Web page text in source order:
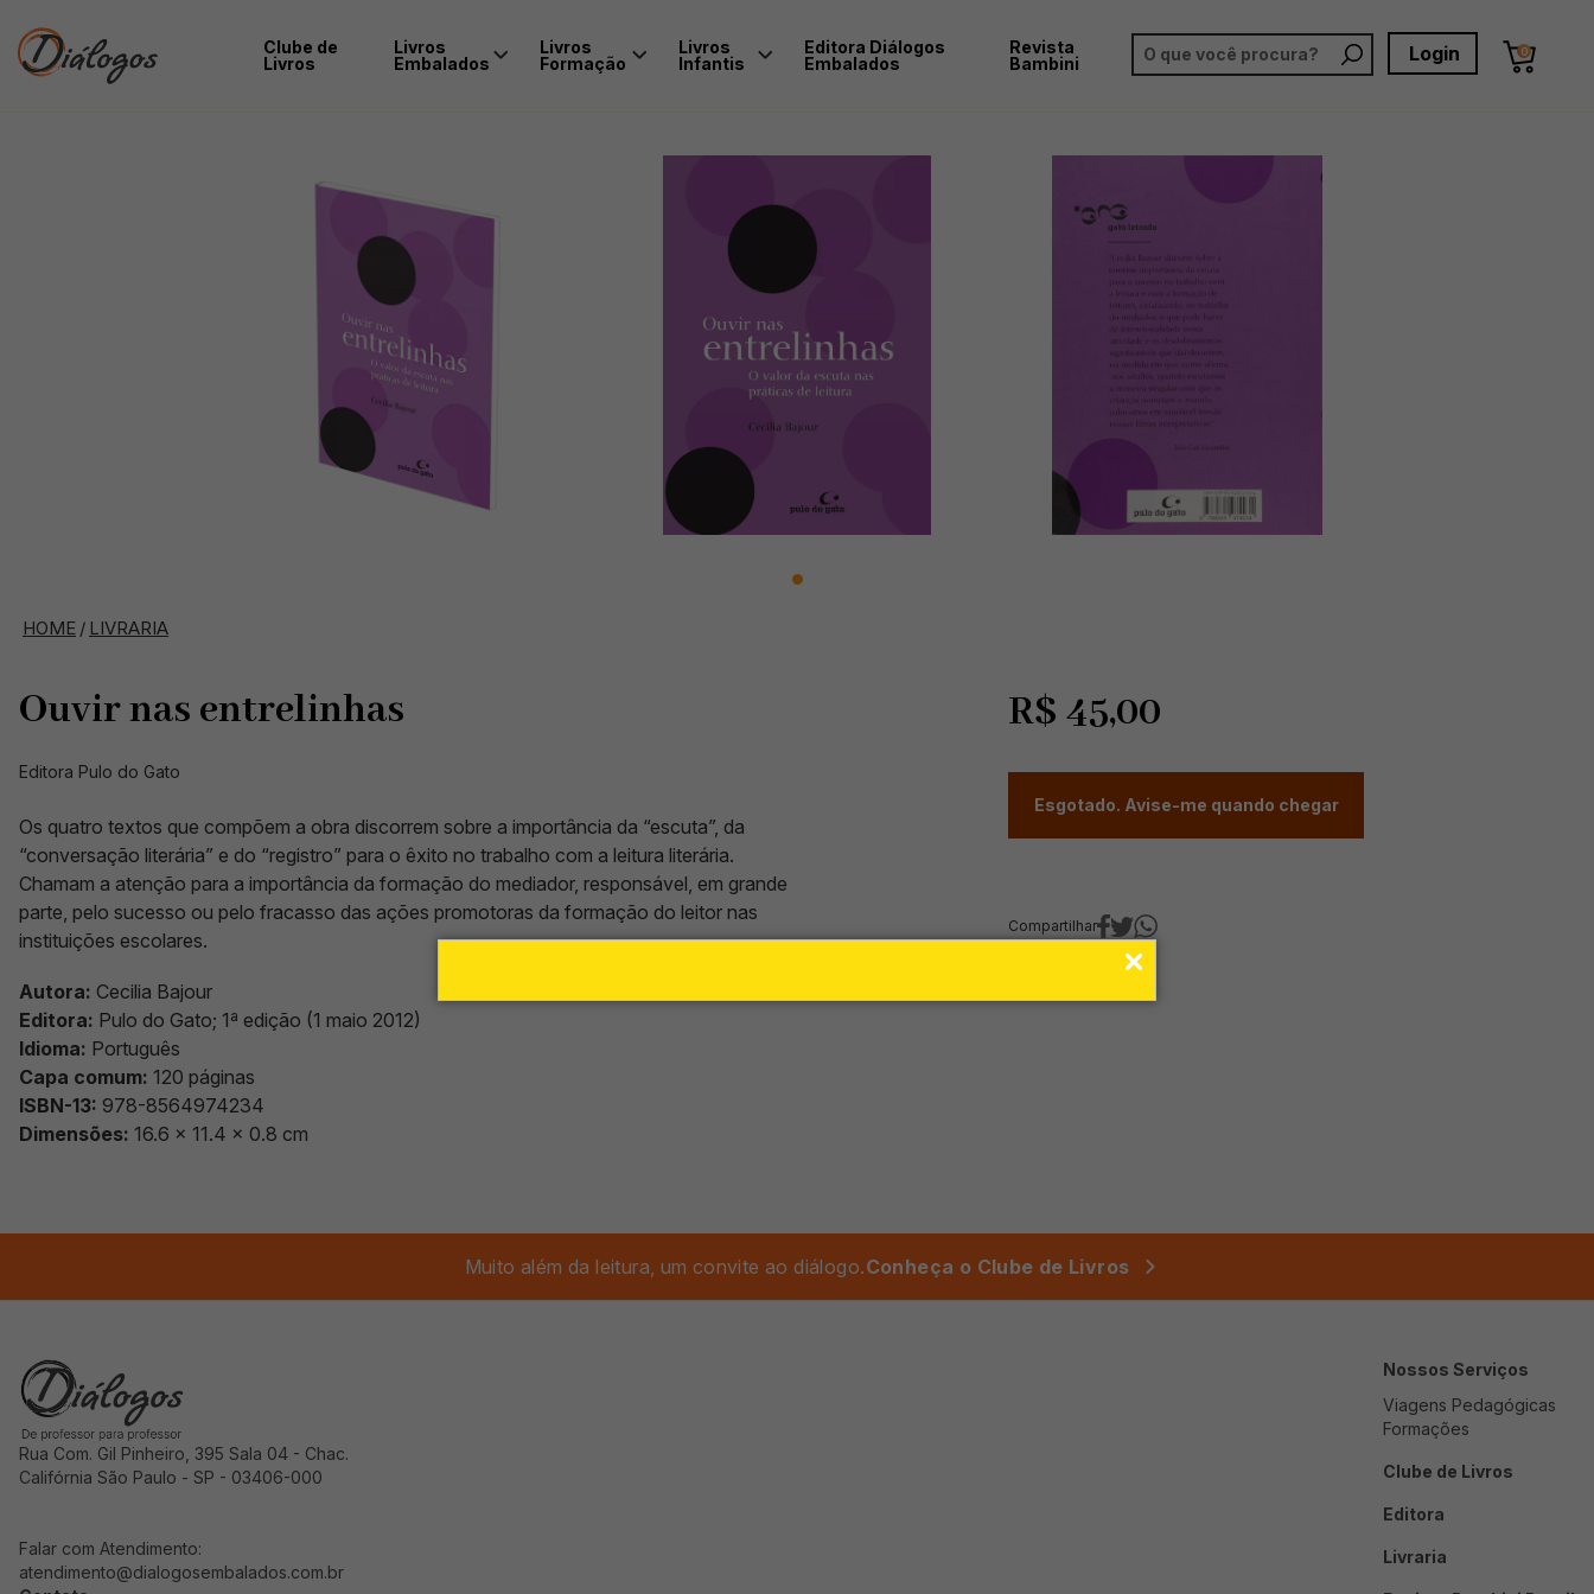
Clube de
Livros
Livros
Embalados
Livros
Formação
Livros
Infantis
Editora Diálogos
Embalados
Revista
Bambini
Login 0
HOME / LIVRARIA
Ouvir nas entrelinhas
Editora Pulo do Gato
Os quatro textos que compõem a obra discorrem sobre a importância da “escuta”, da
“conversação literária” e do “registro” para o êxito no trabalho com a leitura literária.
Chamam a atenção para a importância da formação do mediador, responsável, em grande
parte, pelo sucesso ou pelo fracasso das ações promotoras da formação do leitor nas
instituições escolares.
Autora: Cecilia Bajour
Editora: Pulo do Gato; 1ª edição (1 maio 2012)
Idioma: Português
Capa comum: 120 páginas
ISBN-13: 978-8564974234
Dimensões: 16.6 x 11.4 x 0.8 cm
R$ 45,00
Esgotado. Avise-me quando chegar
Compartilhar
Muito além da leitura, um convite ao diálogo.Conheça o Clube de Livros
Rua Com. Gil Pinheiro, 395 Sala 04 - Chac.
Califórnia São Paulo - SP - 03406-000
Falar com Atendimento:
atendimento@dialogosembalados.com.br
Nossos Serviços
Viagens Pedagógicas
Formações
Clube de Livros
Editora
Livraria